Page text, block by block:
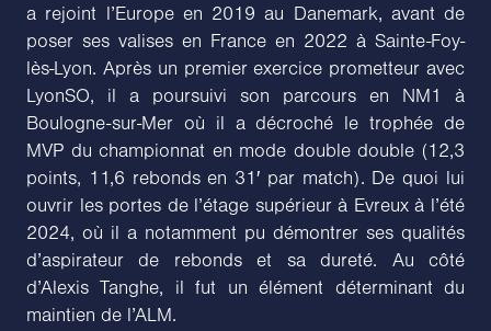
a rejoint l’Europe en 2019 au Danemark, avant de
poser ses valises en France en 2022 à Sainte-Foy-
lès-Lyon. Après un premier exercice prometteur avec
LyonSO, il a poursuivi son parcours en NM1 à
Boulogne-sur-Mer où il a décroché le trophée de
MVP du championnat en mode double double (12,3
points, 11,6 rebonds en 31′ par match). De quoi lui
ouvrir les portes de l’étage supérieur à Evreux à l’été
2024, où il a notamment pu démontrer ses qualités
d’aspirateur de rebonds et sa dureté. Au côté
d’Alexis Tanghe, il fut un élément déterminant du
maintien de l’ALM.